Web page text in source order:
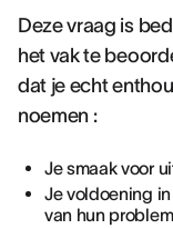
Deze vraag is
het vak te
dat je echt
noemen :
Je smaak voor
Je voldoening
van hun